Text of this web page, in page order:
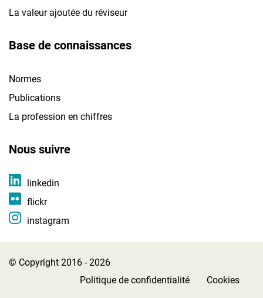
La valeur ajoutée du réviseur
Base de connaissances
Normes
Publications
La profession en chiffres
Nous suivre
linkedin
flickr
instagram
© Copyright 2016 - 2026
Politique de confidentialité
Cookies